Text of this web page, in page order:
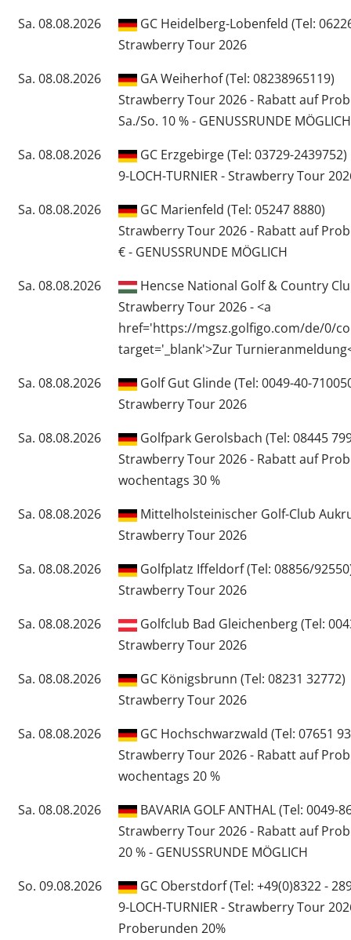
Sa. 08.08.2026
GC Heidelberg-Lobenfeld (Tel:
Strawberry Tour 2026
Sa. 08.08.2026
GA Weiherhof (Tel: 08238965119)
Strawberry Tour 2026 - Rabatt auf
Sa./So. 10 % - GENUSSRUNDE MÖGLICH
Sa. 08.08.2026
GC Erzgebirge (Tel: 03729-2439752)
9-LOCH-TURNIER - Strawberry Tour
Sa. 08.08.2026
GC Marienfeld (Tel: 05247 8880)
Strawberry Tour 2026 - Rabatt auf
€ - GENUSSRUNDE MÖGLICH
Sa. 08.08.2026
Hencse National Golf & Country
Strawberry Tour 2026 - <a
href='https://mgsz.golfigo.com/de/0/
target='_blank'>Zur
Sa. 08.08.2026
Golf Gut Glinde (Tel: 0049-40-
Strawberry Tour 2026
Sa. 08.08.2026
Golfpark Gerolsbach (Tel: 08445
Strawberry Tour 2026 - Rabatt auf
wochentags 30 %
Sa. 08.08.2026
Mittelholsteinischer Golf-Club
Strawberry Tour 2026
Sa. 08.08.2026
Golfplatz Iffeldorf (Tel: 08856/
Strawberry Tour 2026
Sa. 08.08.2026
Golfclub Bad Gleichenberg (Tel:
Strawberry Tour 2026
Sa. 08.08.2026
GC Königsbrunn (Tel: 08231 32772)
Strawberry Tour 2026
Sa. 08.08.2026
GC Hochschwarzwald (Tel: 07651
Strawberry Tour 2026 - Rabatt auf
wochentags 20 %
Sa. 08.08.2026
BAVARIA GOLF ANTHAL (Tel: 0049-
Strawberry Tour 2026 - Rabatt auf
20 % - GENUSSRUNDE MÖGLICH
So. 09.08.2026
GC Oberstdorf (Tel: +49(0)8322 -
9-LOCH-TURNIER - Strawberry Tour
Proberunden 20%